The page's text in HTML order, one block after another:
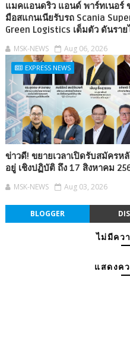
แมคแอนดริว แอนด์ พาร์ทเนอร์
มือสแกนเนียรับรถ Scania
Green Logistics เต็มตัว ดันรา
MSK-NEWS Aug 06, 2026
EXPRESS NEWS
ข่าวดี! ขยายเวลาเปิดรับสมัครห
อยู่ เชิงปฏิบัติ ถึง 17 สิงหาคม
MSK-NEWS Aug 03, 2026
BLOGGER
ไม่มีคว
แสดงค